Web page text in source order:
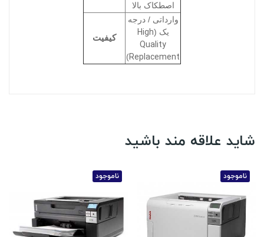
اصطکاک بالا
وارداتی / درجه
یک (High
Quality
Replacement
)
کیفیت
شاید علاقه مند باشید
ناموجود ناموجود